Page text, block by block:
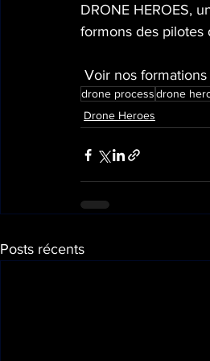
DRONE HEROES,
formons des pilotes
Voir nos formations
drone processdrone
Drone Heroes
Posts récents